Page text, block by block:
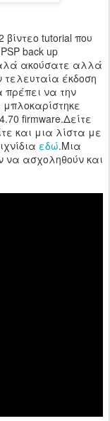
tutorial που
back up
ακούσατε αλλά
έκδοση
πρέπει να την
μπλοκαρίστηκε
firmware.Δείτε
και μια λίστα με
εδώ.Μια
να ασχοληθούν και